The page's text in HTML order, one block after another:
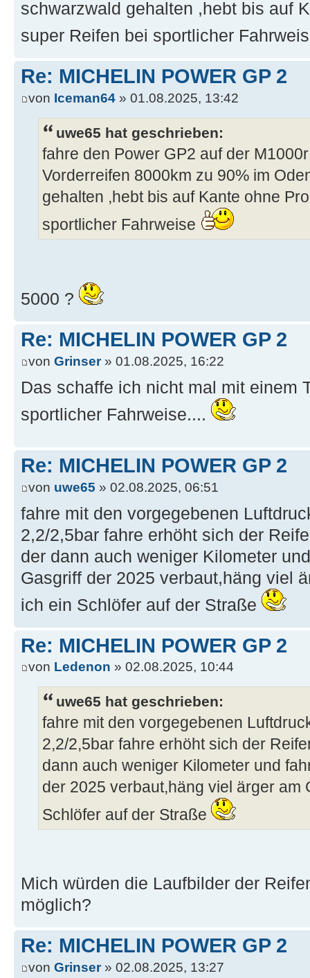
schwarzwald gehalten ,hebt bis auf
super Reifen bei sportlicher
Re: MICHELIN POWER GP 2
von Iceman64 » 01.08.2025, 13:42
uwe65 hat geschrieben:
fahre den Power GP2 auf der
Vorderreifen 8000km zu 90% im
gehalten ,hebt bis auf Kante ohne
sportlicher Fahrweise
5000 ?
Re: MICHELIN POWER GP 2
von Grinser» 01.08.2025, 16:22
Das schaffe ich nicht mal mit einem
sportlicher Fahrweise....
Re: MICHELIN POWER GP 2
von uwe65 » 02.08.2025, 06:51
fahre mit den vorgegebenen
2,2/2,5bar fahre erhöht sich der
der dann auch weniger Kilometer
Gasgriff der 2025 verbaut,häng viel
ich ein Schlöfer auf der Straße
Re: MICHELIN POWER GP 2
von Ledenon » 02.08.2025, 10:44
uwe65 hat geschrieben:
fahre mit den vorgegebenen
2,2/2,5bar fahre erhöht sich der
dann auch weniger Kilometer und
der 2025 verbaut,häng viel ärger am
Schlöfer auf der Straße
Mich würden die Laufbilder der
möglich?
Re: MICHELIN POWER GP 2
von Grinser» 02.08.2025, 13:27